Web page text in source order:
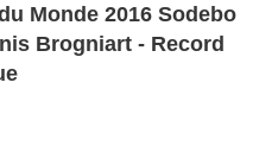
Monde 2016 Sodebo
Brogniart - Record